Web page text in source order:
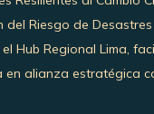
del Riesgo de
el Hub Regional Lima,
en alianza estratégica